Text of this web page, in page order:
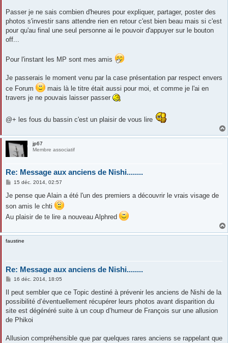
Passer je ne sais combien d'heures pour expliquer, partager, poster des
photos s'investir sans attendre rien en retour c'est bien beau mais si c'est
pour qu'au final une seul personne ai le pouvoir d'appuyer sur le bouton
off...
Pour l'instant les MP sont mes amis
Je passerais le moment venu par la case présentation par respect envers
ce Forum
mais là le titre était aussi pour moi, et comme je l'ai en
travers je ne pouvais laisser passer
@+ les fous du bassin c'est un plaisir de vous lire
jp67
Membre associatif
Re: Message aux anciens de Nishi........
M
s
a
e
15 déc. 2014, 02:57
Je pense que Alain a été l'un des premiers a découvrir le vrais visage de
son amis le chti
Au plaisir de te lire a nouveau Alphred
faustine
Re: Message aux anciens de Nishi........
M
s
s
a
g
16 déc. 2014, 18:05
Il peut sembler que ce Topic destiné à prévenir les anciens de Nishi de la
possibilité d’éventuellement récupérer leurs photos avant disparition du
site est dégénéré suite à un coup d’humeur de François sur une allusion
de Phikoi
Allusion compréhensible que par quelques rares anciens se rappelant que